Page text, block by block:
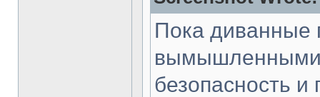
Пока диванные
вымышленными
безопасность и